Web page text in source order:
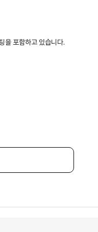
을 포함하고 있습니다.